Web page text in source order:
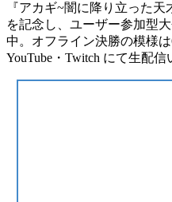
『アカギ~闇に降り立った
を記念し、ユーザー参加型
中。オフライン決勝の模様
YouTube・Twitch にて生配信